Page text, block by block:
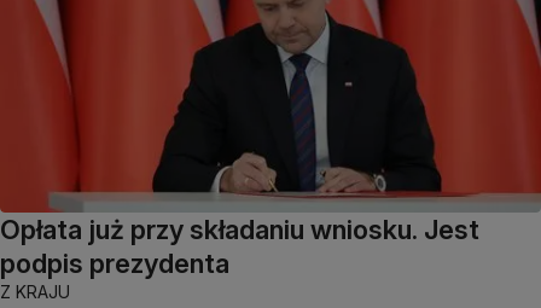
Opłata już przy składaniu wniosku. Jest
podpis prezydenta
Z KRAJU